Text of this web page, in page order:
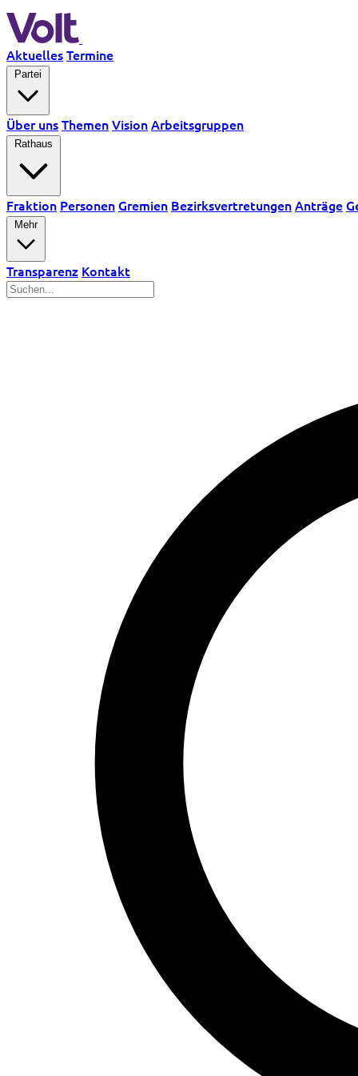
AktuellesTermine
Über unsThemenVisionArbeitsgruppen
Fraktion PersonenGremien BezirksvertretungenAnträge
Mehr
Transparenz Kontakt